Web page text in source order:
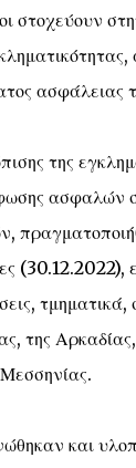
στοχεύουν
ασφάλειας
της
ασφαλών
(30.12.2022),
τμηματικά,
της
και